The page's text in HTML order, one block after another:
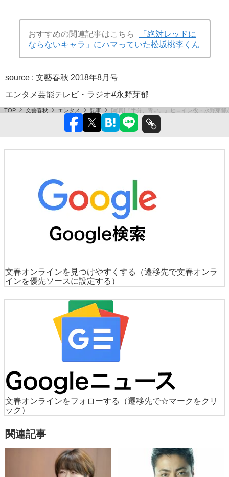
おすすめの関連記事はこちら
「絶対レッドに
ならないキャラ」にハマっていた松坂桃李くん
source : 文藝春秋 2018年8月号
エンタメ芸能テレビ・ラジオ#永野芽郁
TOP 文藝春秋 エンタメ 記事 [写真]『半分、青い。』ヒロイン役・永野芽
文春オンラインを見つけやすくする
（遷移先で文春オンラ
インを優先ソースに設定する）
文春オンラインをフォローする
（遷移先で☆マークをクリ
ック）
関連記事